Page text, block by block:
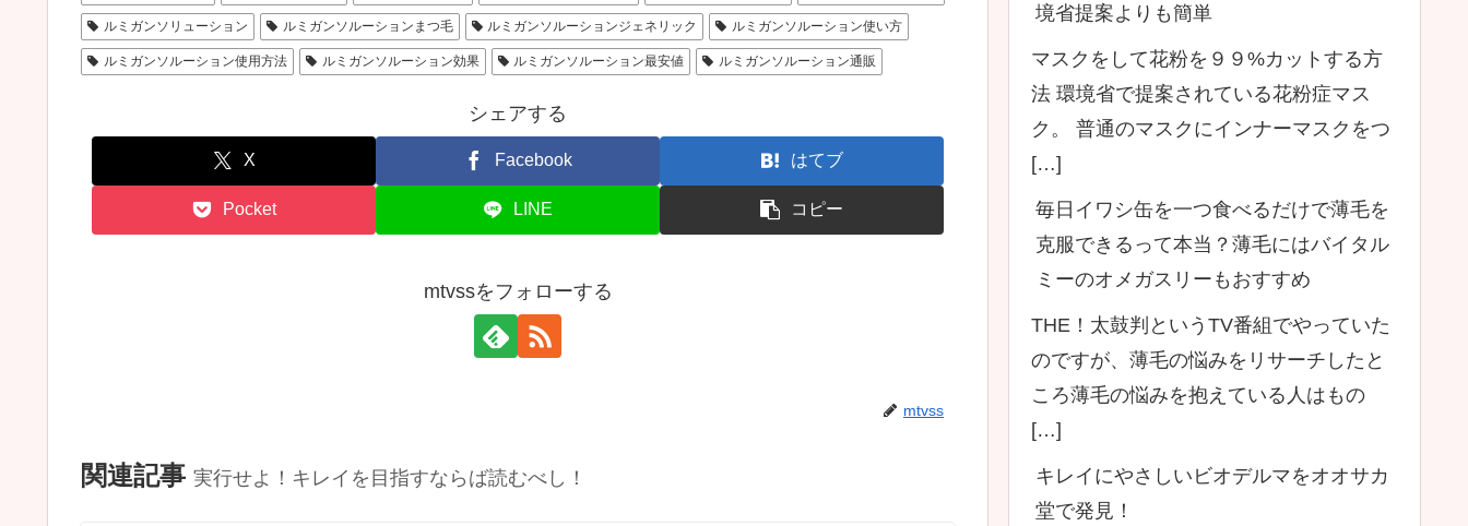
ルミガンソリューション ルミガンソルーションまつ毛 ルミガンソルーションジェネリック ルミガンソルーション使い方
ルミガンソルーション使用方法 ルミガンソルーション効果 ルミガンソルーション最安値 ルミガンソルーション通販
シェアする
X Facebook はてブ
Pocket LINE コピー
mtvssをフォローする
mtvss
関連記事 実行せよ！キレイを目指すならば読むべし！
境省提案よりも簡単
マスクをして花粉を９９%カットする方
法 環境省で提案されている花粉症マス
ク。 普通のマスクにインナーマスクをつ
[…]
毎日イワシ缶を一つ食べるだけで薄毛を
克服できるって本当？薄毛にはバイタル
ミーのオメガスリーもおすすめ
THE！太鼓判というTV番組でやっていた
のですが、薄毛の悩みをリサーチしたと
ころ薄毛の悩みを抱えている人はもの
[…]
キレイにやさしいビオデルマをオオサカ
堂で発見！